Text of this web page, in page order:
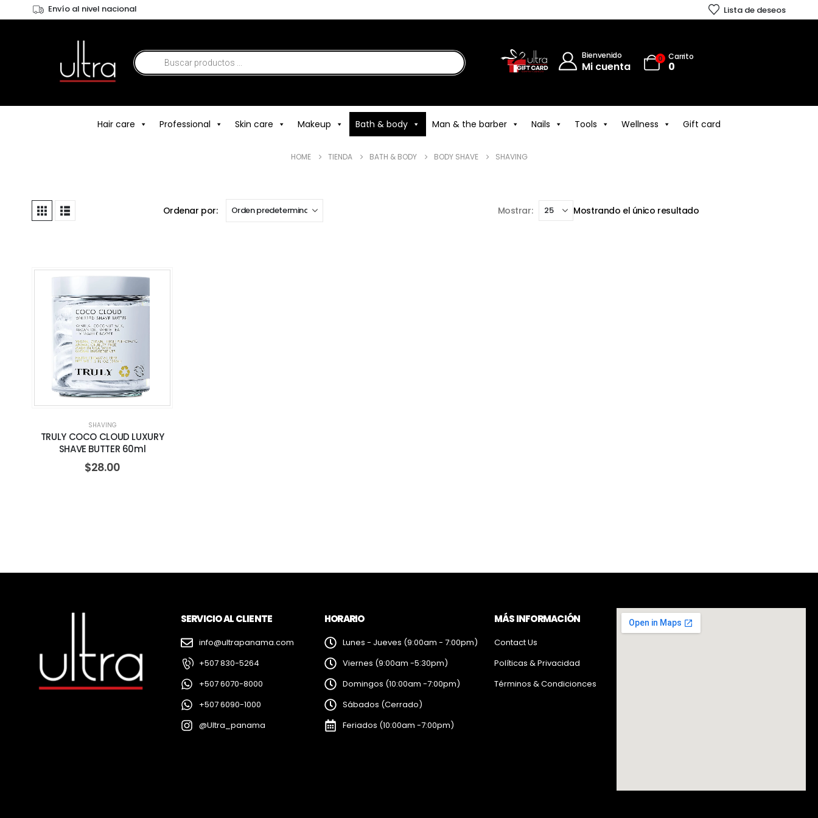
Envío al nivel nacional Lista de deseos
Bienvenido
Mi cuenta
0 Carrito
0
Hair care Professional Skin care Makeup Bath & body Man & the barber Nails Tools Wellness Gift card
HOME TIENDA BATH & BODY BODY SHAVE SHAVING
Mostrar: Mostrando el único resultado
Ordenar por:
SHAVING
TRULY COCO CLOUD LUXURY
SHAVE BUTTER 60ml
$28.00
SERVICIO AL CLIENTE
info@ultrapanama.com
+507 830-5264
+507 6070-8000
+507 6090-1000
@Ultra_panama
HORARIO
Lunes - Jueves (9:00am - 7:00pm)
Viernes (9:00am -5:30pm)
Domingos (10:00am -7:00pm)
Sábados (Cerrado)
Feriados (10:00am -7:00pm)
MÁS INFORMACIÓN
Contact Us
Políticas & Privacidad
Términos & Condicionces